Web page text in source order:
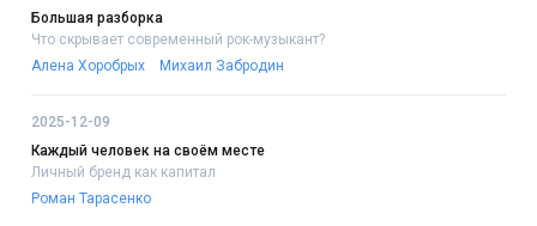
Большая разборка
Что скрывает современный рок-музыкант?
Алена Хоробрых
Михаил Забродин
2025-12-09
Каждый человек на своём месте
Личный бренд как капитал
Роман Тарасенко